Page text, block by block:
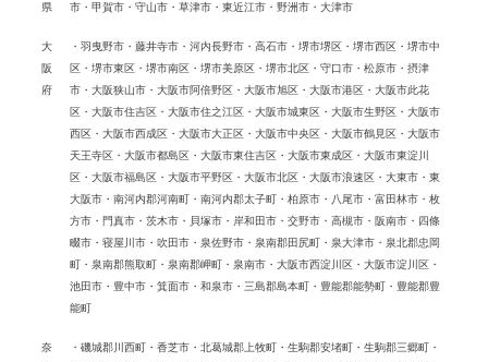
県
市・甲賀市・守山市・草津市・東近江市・野洲市・大津市
大
阪
府
・羽曳野市・藤井寺市・河内長野市・高石市・堺市堺区・堺市西区・堺市中
区・堺市東区・堺市南区・堺市美原区・堺市北区・守口市・松原市・摂津
市・大阪狭山市・大阪市阿倍野区・大阪市旭区・大阪市港区・大阪市此花
区・大阪市住吉区・大阪市住之江区・大阪市城東区・大阪市生野区・大阪市
西区・大阪市西成区・大阪市大正区・大阪市中央区・大阪市鶴見区・大阪市
天王寺区・大阪市都島区・大阪市東住吉区・大阪市東成区・大阪市東淀川
区・大阪市福島区・大阪市平野区・大阪市北区・大阪市浪速区・大東市・東
大阪市・南河内郡河南町・南河内郡太子町・柏原市・八尾市・富田林市・枚
方市・門真市・茨木市・貝塚市・岸和田市・交野市・高槻市・阪南市・四條
畷市・寝屋川市・吹田市・泉佐野市・泉南郡田尻町・泉大津市・泉北郡忠岡
町・泉南郡熊取町・泉南郡岬町・泉南市・大阪市西淀川区・大阪市淀川区・
池田市・豊中市・箕面市・和泉市・三島郡島本町・豊能郡能勢町・豊能郡豊
能町
奈
・磯城郡川西町・香芝市・北葛城郡上牧町・生駒郡安堵町・生駒郡三郷町・